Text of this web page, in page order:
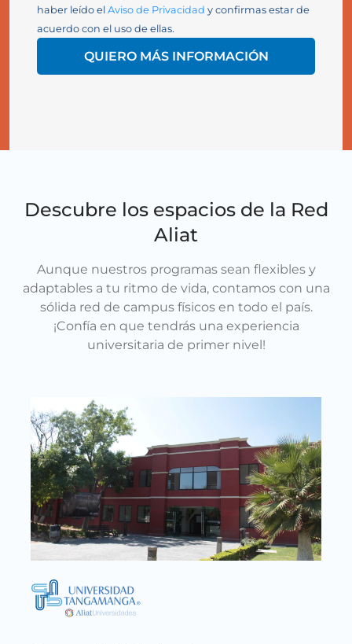
haber leído el Aviso de Privacidad y confirmas estar de
acuerdo con el uso de ellas.
QUIERO MÁS INFORMACIÓN
Descubre los espacios de la Red
Aliat
Aunque nuestros programas sean flexibles y
adaptables a tu ritmo de vida, contamos con una
sólida red de campus físicos en todo el país.
¡Confía en que tendrás una experiencia
universitaria de primer nivel!